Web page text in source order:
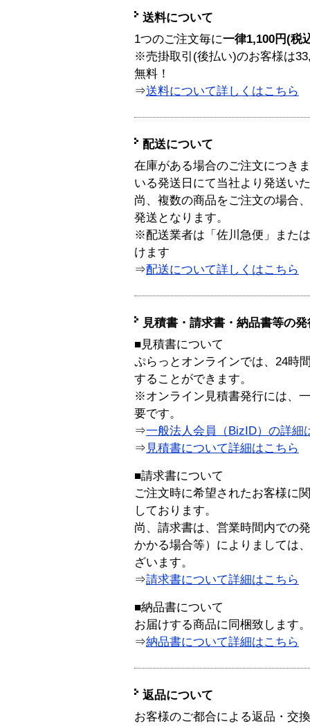
送料について
1つのご注文毎に一律1,100円(税
※売掛取引(後払い)のお客様は
無料！
⇒送料について詳しくはこちら
配送について
在庫がある場合のご注文につき
いる発送日にて当社より発送い
尚、複数の商品をご注文の場合
発送となります。
※配送業者は「佐川急便」また
けます
⇒配送について詳しくはこちら
見積書・請求書・納品書等の
■見積書について
ぷらっとオンラインでは、24時
することができます。
※オンライン見積書発行には、
要です。
⇒一般法人会員（BizID）の詳細
⇒ 見積書について詳細はこちら
■請求書について
ご注文時に希望されたお客様に
しております。
尚、請求書は、営業時間内での
かかる場合等）によりましては
ざいます。
⇒請求書について詳細はこちら
■納品書について
お届けする商品に同梱致します。
⇒納品書について詳細はこちら
返品について
お客様のご都合による返品・交